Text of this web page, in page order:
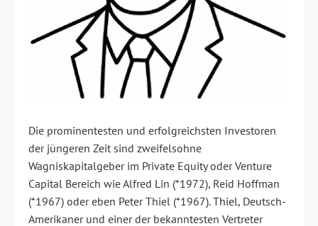
Die prominentesten und erfolgreichsten Investoren
der jüngeren Zeit sind zweifelsohne
Wagniskapitalgeber im Private Equity oder Venture
Capital Bereich wie Alfred Lin (*1972), Reid Hoffman
(*1967) oder eben Peter Thiel (*1967). Thiel, Deutsch-
Amerikaner und einer der bekanntesten Vertreter